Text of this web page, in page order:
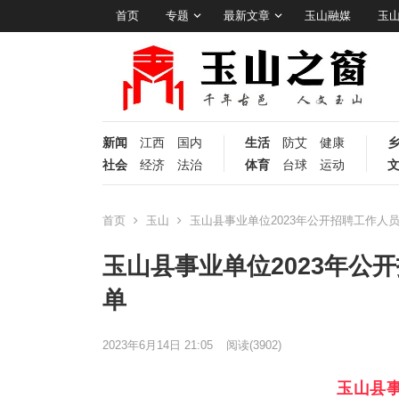
首页 专题 最新文章 玉山融媒 玉
新闻 江西
国内
社会
经济 法治
生活 防艾
健康
体育
台球 运动
首页 玉山 玉山县事业单位2023年公开招聘工作人
玉山县事业单位2023年公
单
2023年6月14日 21:05 阅读(3902)
玉山县